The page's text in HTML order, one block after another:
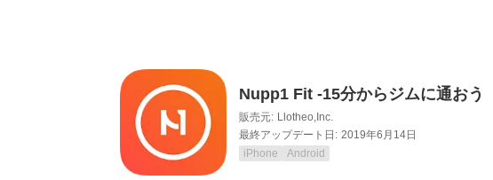
Nupp1 Fit -15分からジムに通おう
販売元: Llotheo,Inc.
最終アップデート日: 2019年6月14日
iPhone
Android